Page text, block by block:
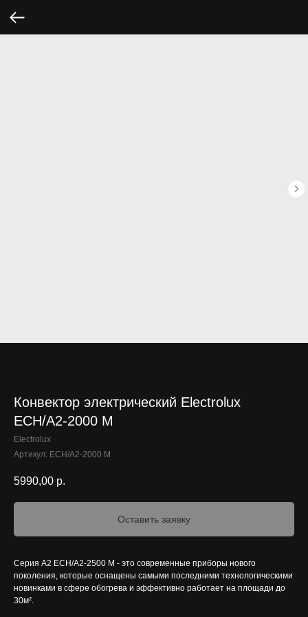
Конвектор электрический Electrolux
ECH/A2-2000 M
Electrolux
Артикул: ECH/A2-2000 M
5990,00 р.
Оставить заявку
Серия А2 ECH/A2-2500 M - это современные приборы нового
поколения, которые оснащены самыми последними технологическими
новинками в сфере обогрева и эффективно работает на площади до
30м².